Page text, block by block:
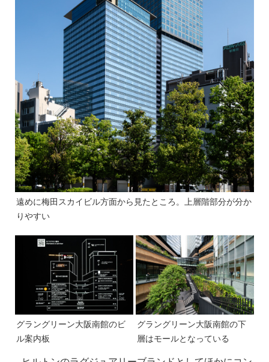
遠めに梅田スカイビル方面から見たところ。上層階部分が分か
りやすい
グラングリーン大阪南館のビ
ル案内板
グラングリーン大阪南館の下
層はモールとなっている